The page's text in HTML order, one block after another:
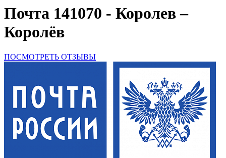
Почта 141070 - Королев –
Королёв
ПОСМОТРЕТЬ ОТЗЫВЫ